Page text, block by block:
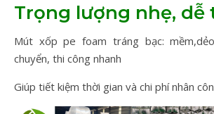
Trọng lượng nhẹ, dễ
Mút xốp pe foam tráng bạc:
chuyển, thi công nhanh
Giúp tiết kiệm thời gian và chi phí nhân